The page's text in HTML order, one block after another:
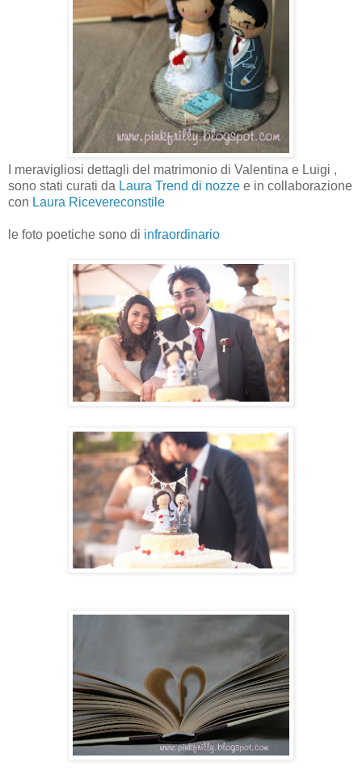
I meravigliosi dettagli del matrimonio di Valentina e Luigi ,
sono stati curati da Laura Trend di nozze e in collaborazione
con Laura Ricevereconstile
le foto poetiche sono di infraordinario